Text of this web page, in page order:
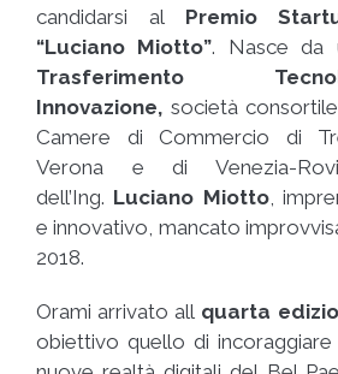
candidarsi al Premio
“Luciano Miotto”. Nasce da
Trasferimento
Innovazione, società
Camere di Commercio di
Verona e di Venezia-
dell’Ing. Luciano Miotto,
e innovativo, mancato
2018.
Orami arrivato all quarta
obiettivo quello di incoraggiare